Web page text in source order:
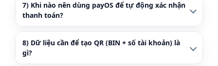
7) Khi nào nên dùng payOS để tự động xác nhận
thanh toán?
8) Dữ liệu cần để tạo QR (BIN + số tài khoản) là
gì?